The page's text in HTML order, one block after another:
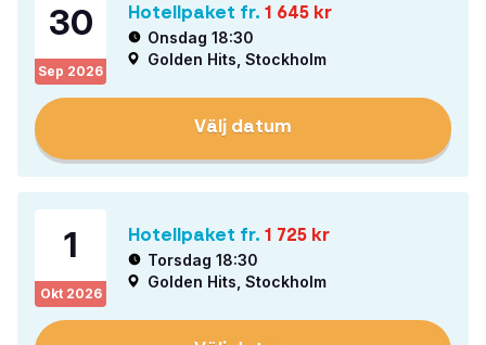
30
Sep 2026
Hotellpaket fr. 1 645 kr
Onsdag 18:30
Golden Hits, Stockholm
Välj datum
1
Okt 2026
Hotellpaket fr. 1 725 kr
Torsdag 18:30
Golden Hits, Stockholm